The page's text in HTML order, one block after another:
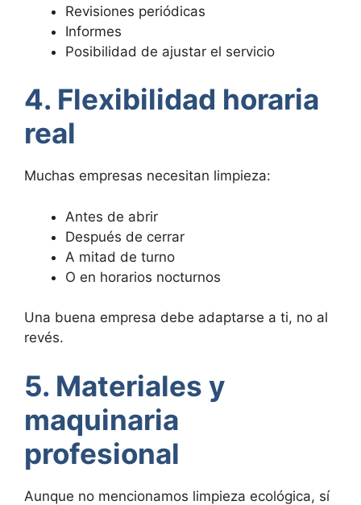
Revisiones periódicas
Informes
Posibilidad de ajustar el servicio
4. Flexibilidad horaria
real
Muchas empresas necesitan limpieza:
Antes de abrir
Después de cerrar
A mitad de turno
O en horarios nocturnos
Una buena empresa debe adaptarse a ti, no al
revés.
5. Materiales y
maquinaria
profesional
Aunque no mencionamos limpieza ecológica, sí